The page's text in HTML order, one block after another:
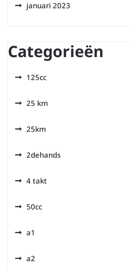
januari 2023
Categorieën
125cc
25 km
25km
2dehands
4 takt
50cc
a1
a2